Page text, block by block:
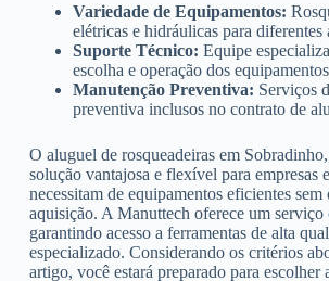
Variedade de Equipamentos:
elétricas e hidráulicas para diferentes
Suporte Técnico: Equipe
escolha e operação dos
Manutenção Preventiva: Serviços
preventiva inclusos no contrato de
O aluguel de rosqueadeiras em
solução vantajosa e flexível para empresas
necessitam de equipamentos eficientes sem
aquisição. A Manuttech oferece um serviço
garantindo acesso a ferramentas de alta
especializado. Considerando os critérios
artigo, você estará preparado para escolher